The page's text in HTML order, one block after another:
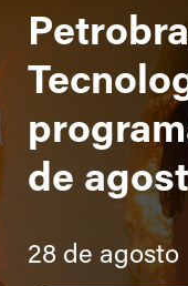
de
28 de agosto